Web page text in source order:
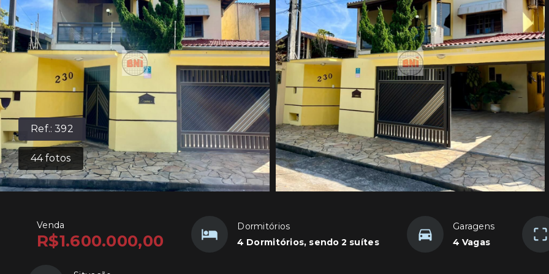
Ref.:392
44fotos
Venda
R$1.600.000,00
Dormitórios
4 Dormitórios, sendo 2 suítes
Garagens
4 Vagas